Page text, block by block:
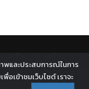
Thai Television
พและประสบการณ์ในการ
อเข้าชมเว็บไซต์ เราจะ